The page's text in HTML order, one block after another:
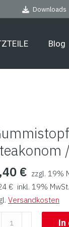
Downloads
Blog
€ zzgl. 19%
€ inkl. 19% MwSt.
Versandkosten
In